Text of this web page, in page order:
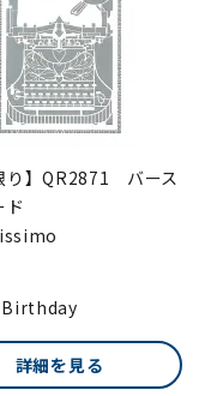
り】QR2871 バース
ド
詳細を見る